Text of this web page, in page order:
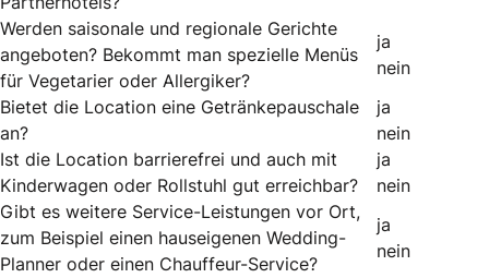
Werden saisonale und regionale Gerichte
angeboten? Bekommt man spezielle Menüs
für Vegetarier oder Allergiker?
ja
nein
Bietet die Location eine Getränkepauschale
an?
ja
nein
Ist die Location barrierefrei und auch mit
Kinderwagen oder Rollstuhl gut erreichbar?
ja
nein
Gibt es weitere Service-Leistungen vor Ort,
zum Beispiel einen hauseigenen Wedding-
Planner oder einen Chauffeur-Service?
ja
nein